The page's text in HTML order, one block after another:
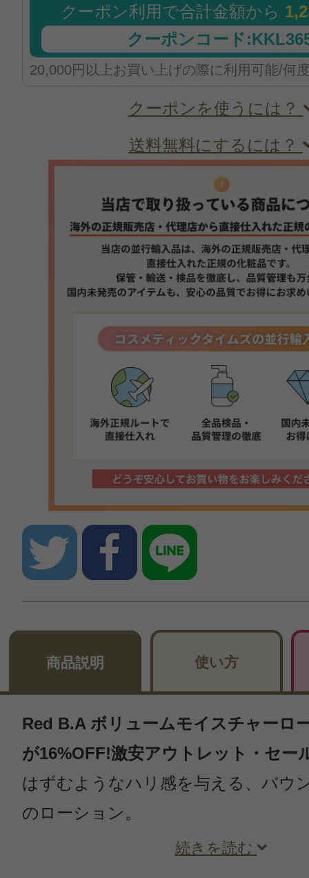
クーポン利用で合計金額から
クーポンコード
20,000円以上お買い上げの際に利用可能/何
クーポンを使うには？
送料無料にするには？
商品説明 使い方
Red B.A ボリュームモイスチャーロ
が16%OFF!激安アウトレット・セー
はずむようなハリ感を与える、バウ
のローション。
続きを読む